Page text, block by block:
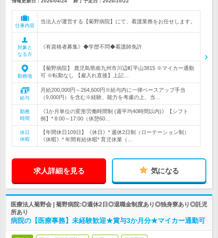
仕事内容
当法人が運営する【菊野病院】にて、看護業務をお任せします。
対象と
なる方
《有資格者募集》◆学歴不問◆看護師免許
勤務地
【菊野病院】 鹿児島県南九州市川辺町平山3815 ※マイカー通勤
可 ※転勤なし 【雇入れ直後】上記…
給与
月給200,000円～264,600円※給与内に一律ベースアップ手当
（9,000円）を含む※経験、能力を考慮の上、当…
勤務
時間
《1か月単位の変形労働時間制 (週平均40時間以内)》【シフト
例】* 8:00～17:00（休憩60…
休日
休暇
【年間休日109日】《休日》* 週休2日制（ローテーション制）
《休暇》* 年間有給休暇* 育児休業（…
求人詳細を見る 気になる
医療法人菊野会 | 菊野病院:◎週休2日◎退職金制度あり◎独身寮あり◎託児
所あり
病院の【医療事務】未経験歓迎★賞与3か月分★マイカー通勤可